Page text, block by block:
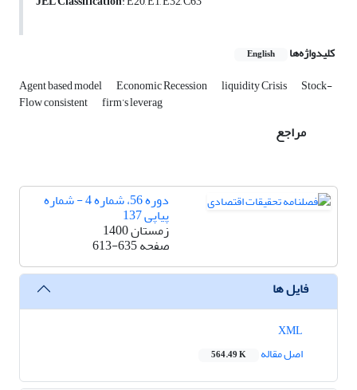
کلیدواژه‌ها English
Agent based model Economic Recession liquidity Crisis Stock-
Flow consistent firm’s leverag
مراجع
دوره 56، شماره 4 - شماره
پیاپی 137
زمستان 1400
صفحه613-635
فایل ها
اصل مقاله
564.49 K